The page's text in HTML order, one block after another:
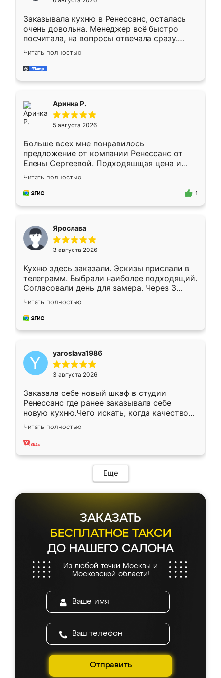
мебели буду заказывать только здесь.
Заказывала кухню в Ренессанс, осталась
очень довольна. Менеджер всё быстро
посчитала, на вопросы отвечала сразу.
Замерщик приехал в субботу, подошёл к
делу со всей ответственностью. Собрали
за день, ребята работали аккуратно, даже
Читать полностью
Аринка Р.
5 августа 2026
Больше всех мне понравилось
предложение от компании Ренессанс от
Елены Сергеевой. Подходяшщая цена и
короткие сроки изготовления. Приехавший
для замера сотрудник Владислав
предложил по моему эскизу самый
Читать полностью
1
Ярослава
3 августа 2026
Кухню здесь заказали. Эскизы прислали в
телеграмм. Выбрали наиболее подходящий.
Согласовали день для замера. Через 3
недели кухня была уже готова. Остались
довольны работой. Спасибо Ренессанс
мебель за качественную работу!
Читать полностью
yaroslava1986
3 августа 2026
Заказала себе новый шкаф в студии
Ренессанс где ранее заказывала себе
новую кухню.Чего искать, когда качеством
вполне довольна. Служит кухня уже почти
два года, нареканий нет.
Читать полностью
Еще
ЗАКАЗАТЬ
БЕСПЛАТНОЕ ТАКСИ
ДО НАШЕГО САЛОНА
Из любой точки Москвы и
Московской области!
Отправить